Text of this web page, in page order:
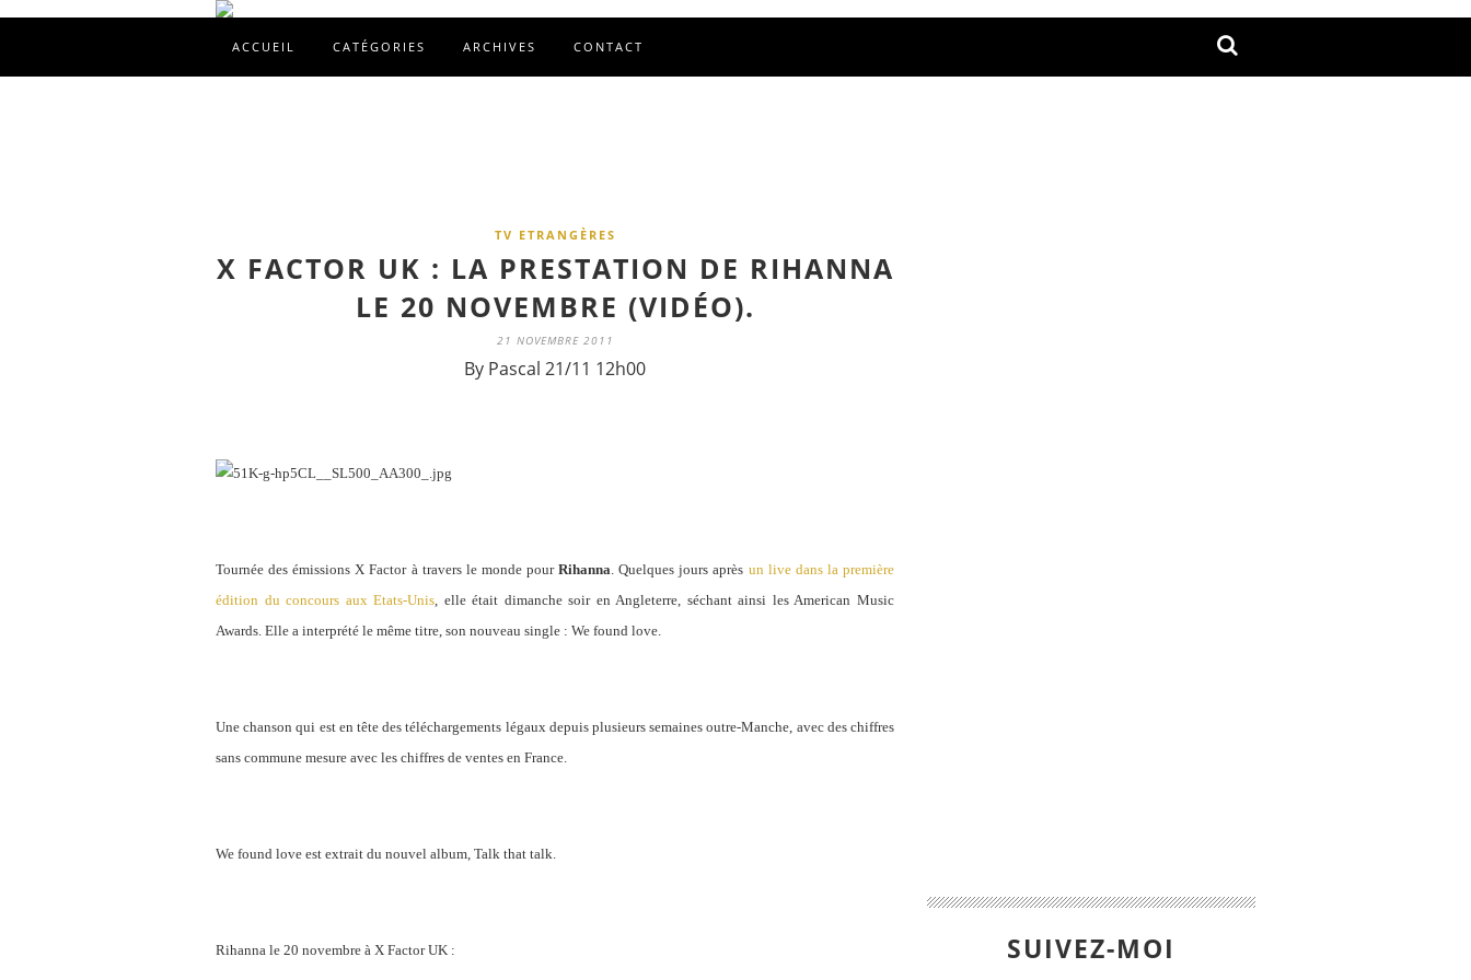
ACCUEIL CATÉGORIES ARCHIVES CONTACT
TV ETRANGÈRES
X FACTOR UK : LA PRESTATION DE RIHANNA
LE 20 NOVEMBRE (VIDÉO).
21 NOVEMBRE 2011
By Pascal 21/11 12h00
Tournée des émissions X Factor à travers le monde pourRihanna. Quelques jours après un live dans la première
édition du concours aux Etats-Unis, elle était dimanche soir en Angleterre, séchant ainsi les American Music
Awards. Elle a interprété le même titre, son nouveau single : We found love.
Une chanson qui est en tête des téléchargements légaux depuis plusieurs semaines outre-Manche, avec des chiffres
sans commune mesure avec les chiffres de ventes en France.
We found love est extrait du nouvel album, Talk that talk.
Rihanna le 20 novembre à X Factor UK : SUIVEZ-MOI